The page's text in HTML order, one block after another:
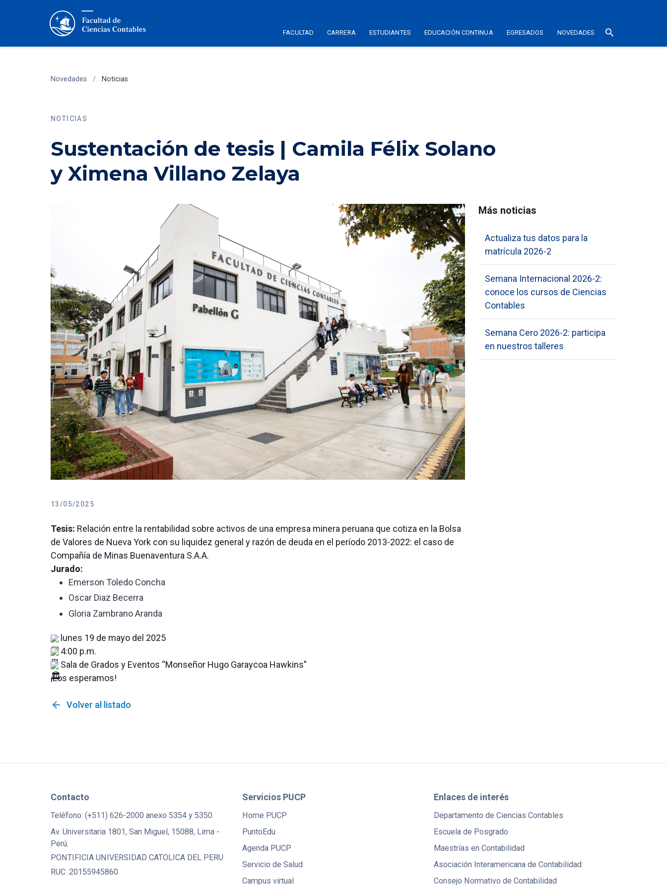
FACULTAD CARRERA ESTUDIANTES EDUCACIÓN CONTINUA EGRESADOS NOVEDADES search
Novedades / Noticias
NOTICIAS
Sustentación de tesis | Camila Félix Solano
y Ximena Villano Zelaya
13/05/2025
Tesis: Relación entre la rentabilidad sobre activos de una empresa minera peruana que cotiza en la Bolsa
de Valores de Nueva York con su liquidez general y razón de deuda en el período 2013-2022: el caso de
Compañía de Minas Buenaventura S.A.A.
Jurado:
Emerson Toledo Concha
Oscar Diaz Becerra
Gloria Zambrano Aranda
lunes 19 de mayo del 2025
4:00 p.m.
Sala de Grados y Eventos “Monseñor Hugo Garaycoa Hawkins”
¡Los esperamos!
arrow_back Volver al listado
Más noticias
Actualiza tus datos para la
matrícula 2026-2
Semana Internacional 2026-2:
conoce los cursos de Ciencias
Contables
Semana Cero 2026-2: participa
en nuestros talleres
Contacto
Teléfono: (+511) 626-2000 anexo 5354 y 5350
Av. Universitaria 1801, San Miguel, 15088, Lima -
Perú.
PONTIFICIA UNIVERSIDAD CATOLICA DEL PERU
RUC: 20155945860
Servicios PUCP
Home PUCP
PuntoEdu
Agenda PUCP
Servicio de Salud
Campus virtual
Enlaces de interés
Departamento de Ciencias Contables
Escuela de Posgrado
Maestrías en Contabilidad
Asociación Interamericana de Contabilidad
Consejo Normativo de Contabilidad